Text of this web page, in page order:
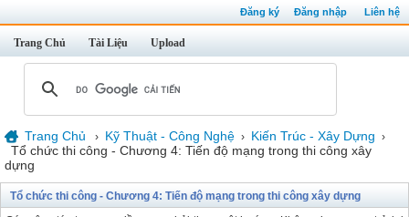
Đăng ký Đăng nhập Liên hệ
Trang Chủ Tài Liệu Upload
Trang Chủ › Kỹ Thuật - Công Nghệ › Kiến Trúc - Xây Dựng ›
Tổ chức thi công - Chương 4: Tiến độ mạng trong thi công xây
dựng
Tổ chức thi công - Chương 4: Tiến độ mạng trong thi công xây dựng